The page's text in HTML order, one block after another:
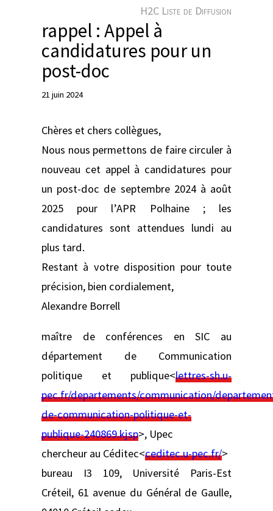
H2C Liste de Diffusion
rappel : Appel à
candidatures pour un
post-doc
21 juin 2024
Chères et chers collègues,
Nous nous permettons de faire circuler à
nouveau cet appel à candidatures pour
un post-doc de septembre 2024 à août
2025 pour l’APR Polhaine ; les
candidatures sont attendues lundi au
plus tard.
Restant à votre disposition pour toute
précision, bien cordialement,
Alexandre Borrell
maître de conférences en SIC au
département de Communication
politique et publique<lettres-sh.u-
pec.fr/departements/communication/
de-communication-politique-et-
publique-240869.kjsp>, Upec
chercheur au Céditec<ceditec.u-pec.fr/>
bureau I3 109, Université Paris-Est
Créteil, 61 avenue du Général de Gaulle,